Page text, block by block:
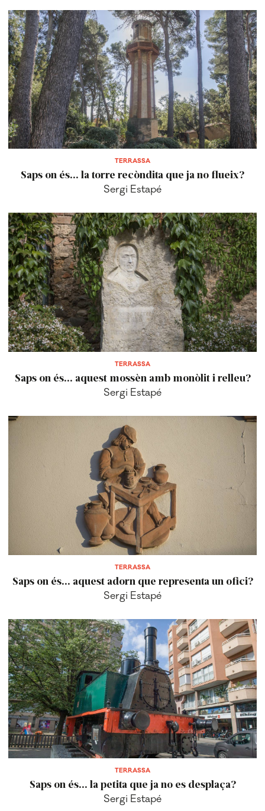
TERRASSA
Saps on és... la torre recòndita que ja no flueix?
Sergi Estapé
TERRASSA
Saps on és... aquest mossèn amb monòlit i relleu?
Sergi Estapé
TERRASSA
Saps on és... aquest adorn que representa un ofici?
Sergi Estapé
TERRASSA
Saps on és... la petita que ja no es desplaça?
Sergi Estapé